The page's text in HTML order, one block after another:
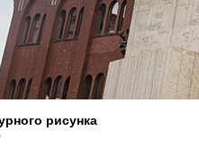
рисунка